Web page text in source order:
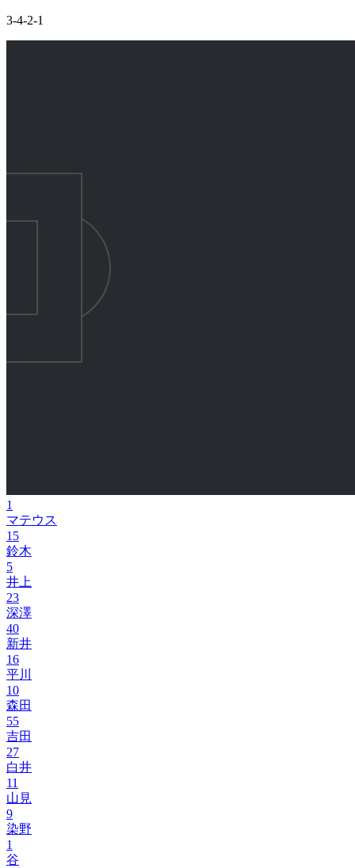
3-4-2-1
1
マテウス
15
鈴木
5
井上
23
深澤
40
新井
16
平川
10
森田
55
吉田
27
白井
11
山見
9
染野
1
谷